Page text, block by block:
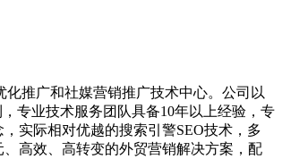
推广和社媒营销推广技术中心。公司以
专业技术服务团队具备10年以上经验，专
实际相对优越的搜索引警SEO技术，多
高效、高转变的外贸营销解决方案，配